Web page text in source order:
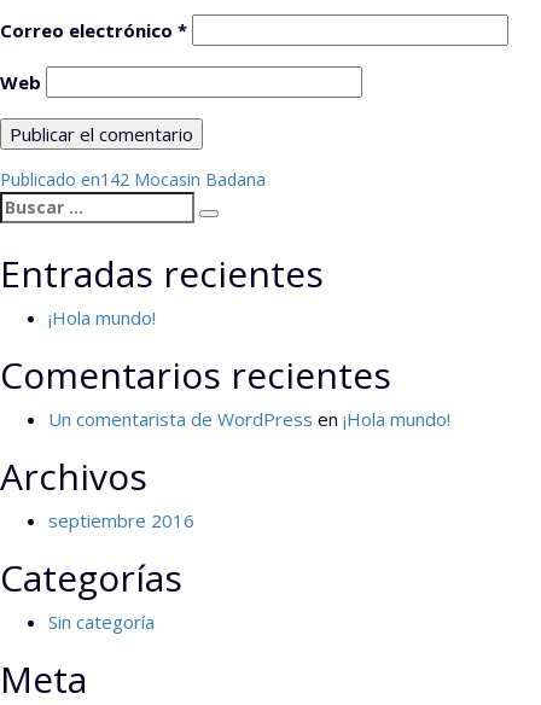
Correo electrónico *
Web
Navegación
de
entradas
Publicado en142 Mocasin Badana
Buscar
por:
Buscar
Entradas recientes
¡Hola mundo!
Comentarios recientes
Un comentarista de WordPress en ¡Hola mundo!
Archivos
septiembre 2016
Categorías
Sin categoría
Meta